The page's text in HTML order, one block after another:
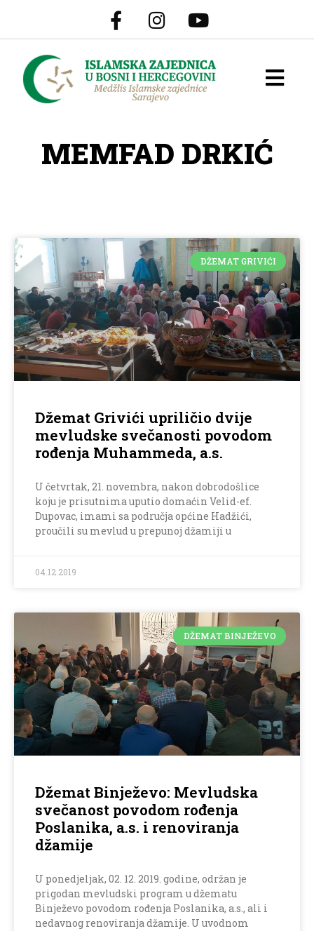
MEMFAD DRKIĆ
DŽEMAT GRIVIĆI
Džemat Grivići upriličio dvije
mevludske svečanosti povodom
rođenja Muhammeda, a.s.
U četvrtak, 21. novembra, nakon dobrodošlice
koju je prisutnima uputio domaćin Velid-ef.
Dupovac, imami sa područja općine Hadžići,
proučili su mevlud u prepunoj džamiji u
04.12.2019
DŽEMAT BINJEŽEVO
Džemat Binježevo: Mevludska
svečanost povodom rođenja
Poslanika, a.s. i renoviranja
džamije
U ponedjeljak, 02. 12. 2019. godine, održan je
prigodan mevludski program u džematu
Binježevo povodom rođenja Poslanika, a.s., ali i
nedavnog renoviranja džamije. U uvodnom